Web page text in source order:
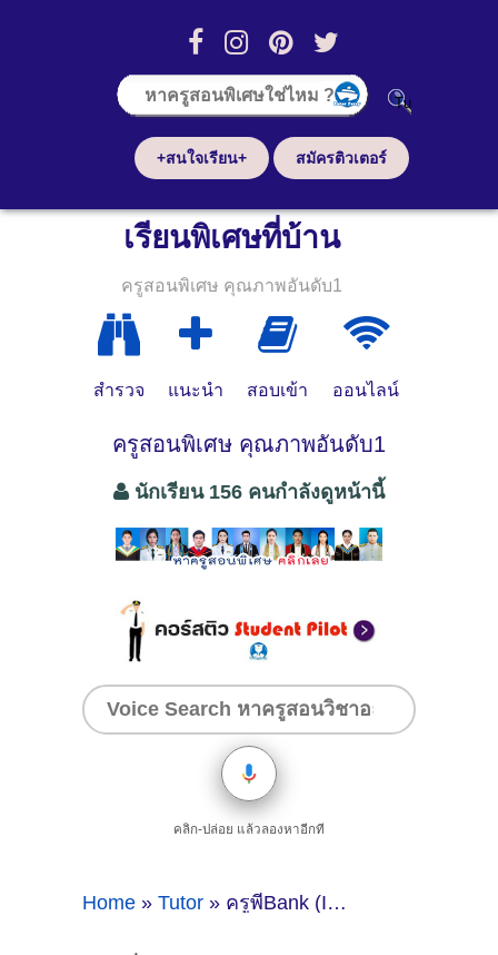
+สนใจเรียน+ สมัครติวเตอร์
เรียนพิเศษที่บ้าน
ครูสอนพิเศษ คุณภาพอันดับ1
สำรวจ แนะนำ สอบเข้า ออนไลน์
ครูสอนพิเศษ คุณภาพอันดับ1
นักเรียน 156 คนกำลังดูหน้านี้
คลิก-ปล่อย แล้วลองหาอีกที
Home » Tutor » ครูพี่Bank (ID : 13449) สอนวิชาคณิตศาสตร์ ที่กรุงเทพมหานคร